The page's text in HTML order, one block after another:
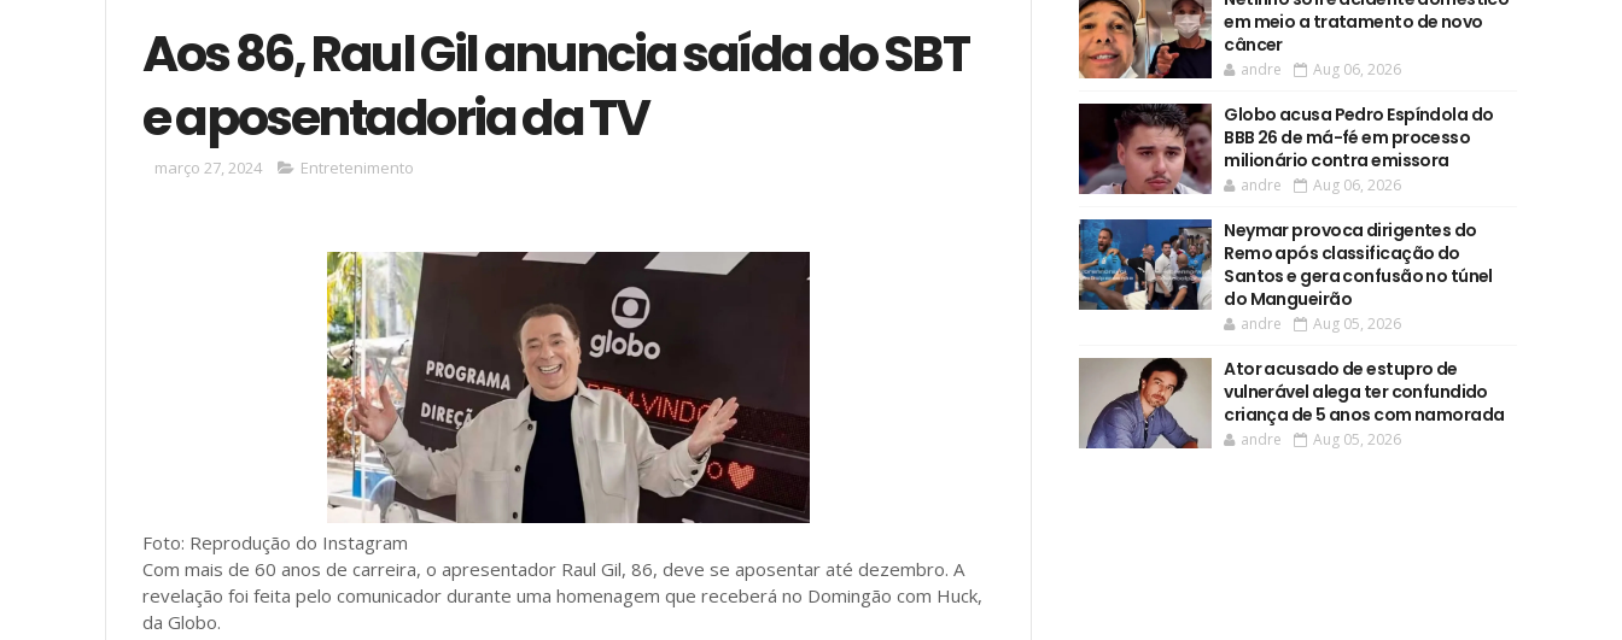
Aos 86, Raul Gil anuncia saída do SBT
e aposentadoria da TV
março 27, 2024 Entretenimento
Foto: Reprodução do Instagram
Com mais de 60 anos de carreira, o apresentador Raul Gil, 86, deve se aposentar até dezembro. A
revelação foi feita pelo comunicador durante uma homenagem que receberá no Domingão com Huck,
da Globo.
em meio a tratamento de novo
câncer
andre Aug 06, 2026
Globo acusa Pedro Espíndola do
BBB 26 de má-fé em processo
milionário contra emissora
andre Aug 06, 2026
Neymar provoca dirigentes do
Remo após classificação do
Santos e gera confusão no túnel
do Mangueirão
andre Aug 05, 2026
Ator acusado de estupro de
vulnerável alega ter confundido
criança de 5 anos com namorada
andre Aug 05, 2026